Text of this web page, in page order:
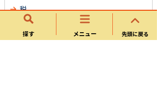
探す メニュー 先頭に戻る
税